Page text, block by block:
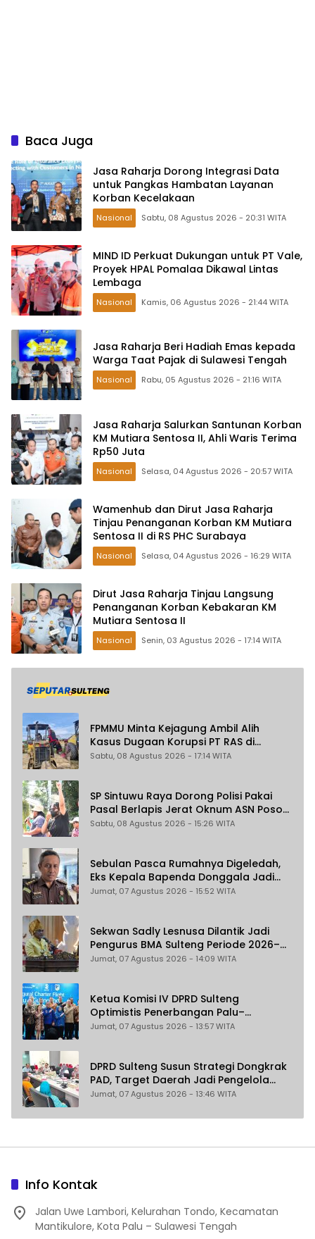
Baca Juga
Jasa Raharja Dorong Integrasi Data
untuk Pangkas Hambatan Layanan
Korban Kecelakaan
Nasional Sabtu, 08 Agustus 2026 - 20:31 WITA
MIND ID Perkuat Dukungan untuk PT Vale,
Proyek HPAL Pomalaa Dikawal Lintas
Lembaga
Nasional Kamis, 06 Agustus 2026 - 21:44 WITA
Jasa Raharja Beri Hadiah Emas kepada
Warga Taat Pajak di Sulawesi Tengah
Nasional Rabu, 05 Agustus 2026 - 21:16 WITA
Jasa Raharja Salurkan Santunan Korban
KM Mutiara Sentosa II, Ahli Waris Terima
Rp50 Juta
Nasional Selasa, 04 Agustus 2026 - 20:57 WITA
Wamenhub dan Dirut Jasa Raharja
Tinjau Penanganan Korban KM Mutiara
Sentosa II di RS PHC Surabaya
Nasional Selasa, 04 Agustus 2026 - 16:29 WITA
Dirut Jasa Raharja Tinjau Langsung
Penanganan Korban Kebakaran KM
Mutiara Sentosa II
Nasional Senin, 03 Agustus 2026 - 17:14 WITA
FPMMU Minta Kejagung Ambil Alih
Kasus Dugaan Korupsi PT RAS di
Morowali Utara
Sabtu, 08 Agustus 2026 - 17:14 WITA
SP Sintuwu Raya Dorong Polisi Pakai
Pasal Berlapis Jerat Oknum ASN Poso
Terlibat Dugaan Pelecehan Seksual
Sabtu, 08 Agustus 2026 - 15:26 WITA
Sebulan Pasca Rumahnya Digeledah,
Eks Kepala Bapenda Donggala Jadi
Tersangka Dugaan Korupsi
Jumat, 07 Agustus 2026 - 15:52 WITA
Sekwan Sadly Lesnusa Dilantik Jadi
Pengurus BMA Sulteng Periode 2026–
2031
Jumat, 07 Agustus 2026 - 14:09 WITA
Ketua Komisi IV DPRD Sulteng
Optimistis Penerbangan Palu–
Guangzhou Dongkrak Ekspor dan
Jumat, 07 Agustus 2026 - 13:57 WITA
DPRD Sulteng Susun Strategi Dongkrak
PAD, Target Daerah Jadi Pengelola
Sekaligus Penghasil
Jumat, 07 Agustus 2026 - 13:46 WITA
Info Kontak
Jalan Uwe Lambori, Kelurahan Tondo, Kecamatan
Mantikulore, Kota Palu – Sulawesi Tengah